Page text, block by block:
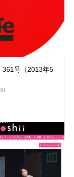
361号（2013年5